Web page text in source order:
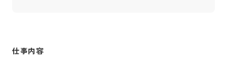
仕事内容